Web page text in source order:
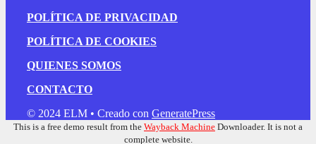
POLÍTICA DE PRIVACIDAD
POLÍTICA DE COOKIES
QUIENES SOMOS
CONTACTO
© 2024 ELM • Creado con GeneratePress
This is a free demo result from the Wayback Machine Downloader. It is not a
complete website.